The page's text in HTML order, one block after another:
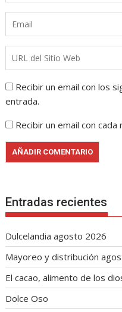
Recibir un email con los
entrada.
Recibir un email con cada
Entradas recientes
Dulcelandia agosto 2026
Mayoreo y distribución
El cacao, alimento de los
Dolce Oso